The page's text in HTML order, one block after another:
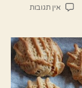
אין תגובות
בין
מעמול
תמרים
למעמול
אגוזים?